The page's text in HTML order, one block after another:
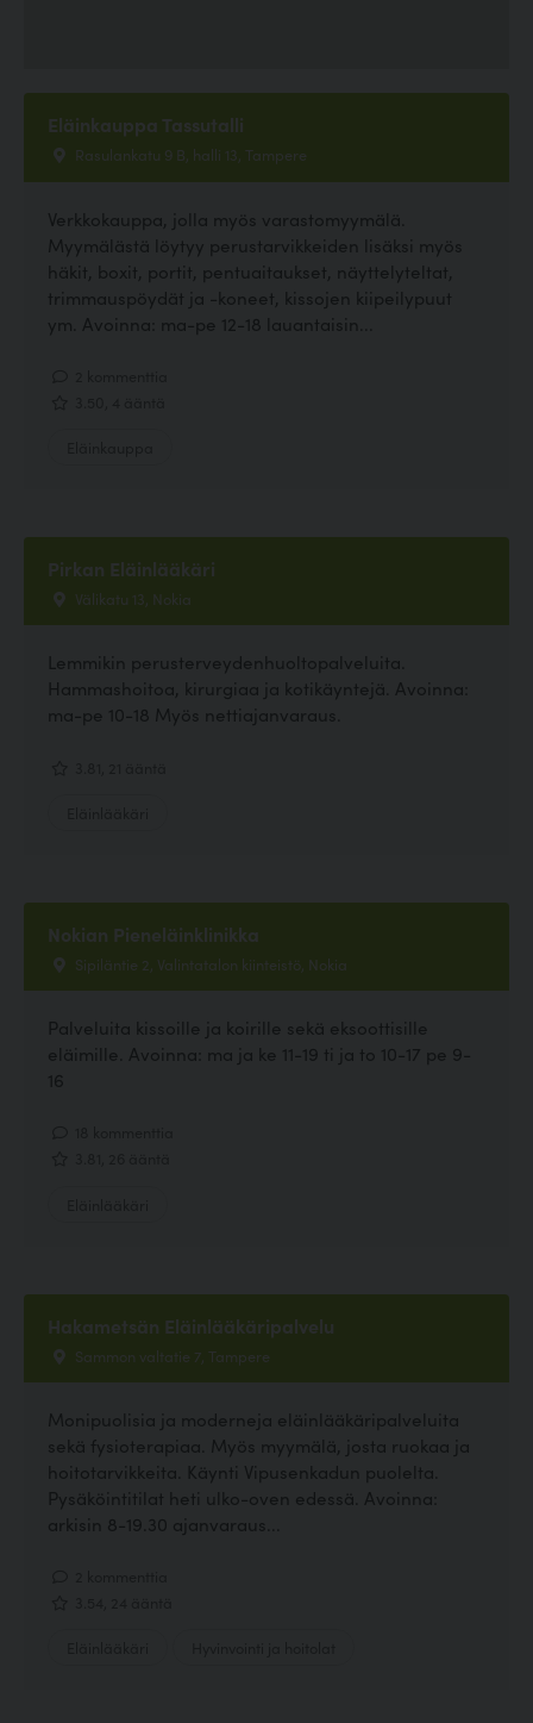
Eläinkauppa Tassutalli
Rasulankatu 9 B, halli 13, Tampere
Verkkokauppa, jolla myös varastomyymälä.
Myymälästä löytyy perustarvikkeiden lisäksi myös
häkit, boxit, portit, pentuaitaukset, näyttelyteltat,
trimmauspöydät ja -koneet, kissojen kiipeilypuut
ym. Avoinna: ma-pe 12-18 lauantaisin...
Pirkan Eläinlääkäri
Välikatu 13, Nokia
Lemmikin perusterveydenhuoltopalveluita.
Hammashoitoa, kirurgiaa ja kotikäyntejä. Avoinna:
ma-pe 10-18 Myös nettiajanvaraus.
Nokian Pieneläinklinikka
Sipiläntie 2, Valintatalon kiinteistö, Nokia
Palveluita kissoille ja koirille sekä eksoottisille
eläimille. Avoinna: ma ja ke 11-19 ti ja to 10-17 pe 9-
16
Hakametsän Eläinlääkäripalvelu
Sammon valtatie 7, Tampere
Monipuolisia ja moderneja eläinlääkäripalveluita
sekä fysioterapiaa. Myös myymälä, josta ruokaa ja
hoitotarvikkeita. Käynti Vipusenkadun puolelta.
Pysäköintitilat heti ulko-oven edessä. Avoinna:
arkisin 8-19.30 ajanvaraus...